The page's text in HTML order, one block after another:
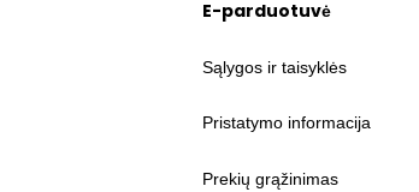
E-parduotuvė
Sąlygos ir taisyklės
Pristatymo informacija
Prekių grąžinimas